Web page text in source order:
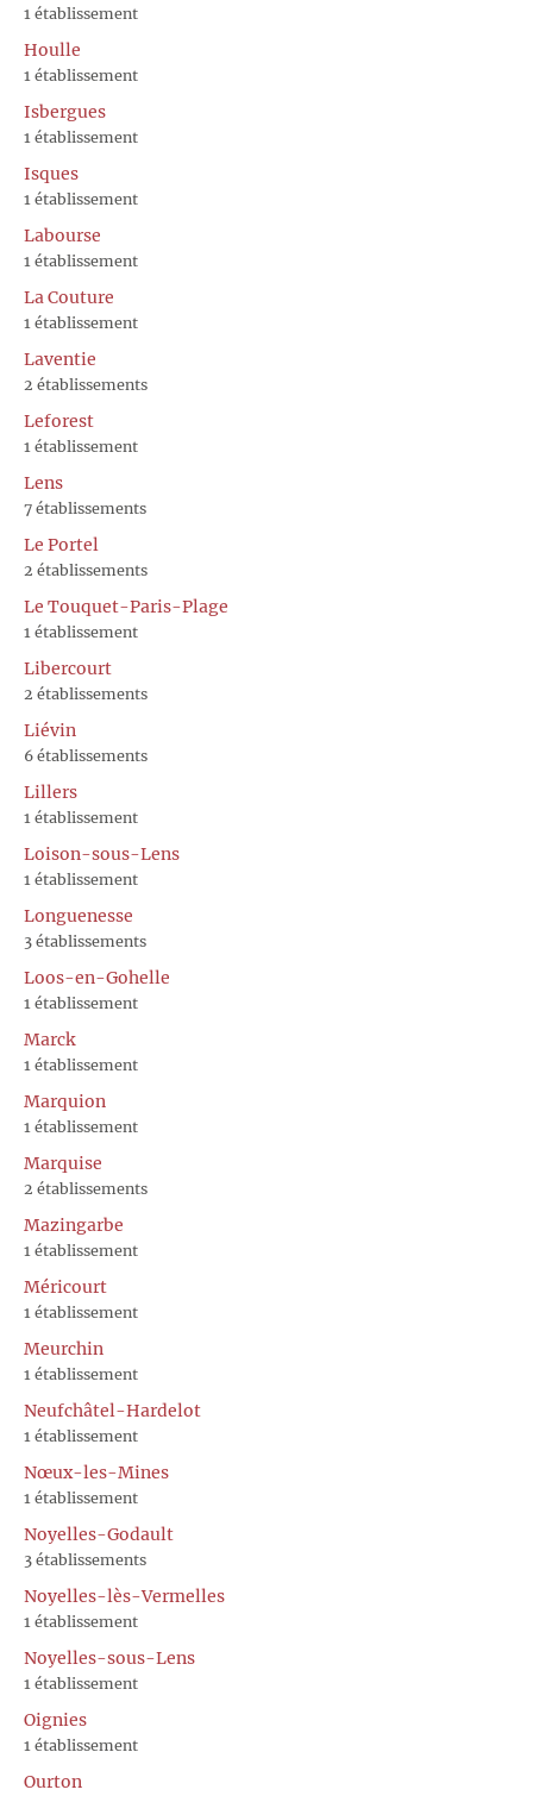
1 établissement
Houlle
1 établissement
Isbergues
1 établissement
Isques
1 établissement
Labourse
1 établissement
La Couture
1 établissement
Laventie
2 établissements
Leforest
1 établissement
Lens
7 établissements
Le Portel
2 établissements
Le Touquet-Paris-Plage
1 établissement
Libercourt
2 établissements
Liévin
6 établissements
Lillers
1 établissement
Loison-sous-Lens
1 établissement
Longuenesse
3 établissements
Loos-en-Gohelle
1 établissement
Marck
1 établissement
Marquion
1 établissement
Marquise
2 établissements
Mazingarbe
1 établissement
Méricourt
1 établissement
Meurchin
1 établissement
Neufchâtel-Hardelot
1 établissement
Nœux-les-Mines
1 établissement
Noyelles-Godault
3 établissements
Noyelles-lès-Vermelles
1 établissement
Noyelles-sous-Lens
1 établissement
Oignies
1 établissement
Ourton